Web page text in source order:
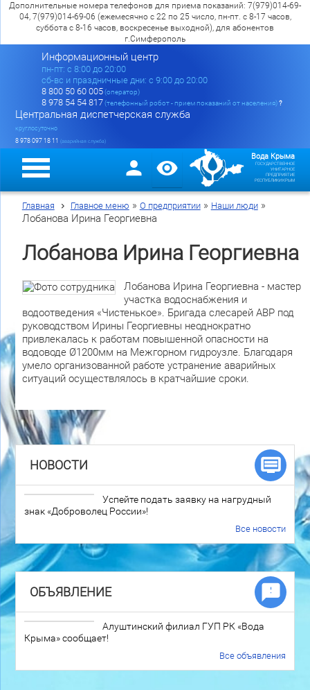
Дополнительные номера телефонов для приема показаний: 7(979)014-69-
04, 7(979)014-69-06 (ежемесячно с 22 по 25 число, пн-пт. с 8-17 часов,
суббота с 8-16 часов, воскресенье выходной), для абонентов
г.Симферополь
Информационный центр
пн-пт: c 8:00 до 20:00
сб-вс и праздничные дни: с 9:00 до 20:00
8 800 50 60 005(оператор)
8 978 54 54 817(телефонный робот - прием показаний от населения)?
Центральная диспетчерская служба
круглосуточно
8 978 097 18 11 (аварийная служба)
Вода Крыма
ГОСУДАРСТВЕННОЕ
УНИТАРНОЕ
ПРЕДПРИЯТИЕ
РЕСПУБЛИКИ КРЫМ
Главная Главное меню » О предприятии» Наши люди»
Лобанова Ирина Георгиевна
Лобанова Ирина Георгиевна
Лобанова Ирина Георгиевна - мастер
участка водоснабжения и
водоотведения «Чистенькое». Бригада слесарей АВР под
руководством Ирины Георгиевны неоднократно
привлекалась к работам повышенной опасности на
водоводе Ø1200мм на Межгорном гидроузле. Благодаря
умело организованной работе устранение аварийных
ситуаций осуществлялось в кратчайшие сроки.
НОВОСТИ
Успейте подать заявку на нагрудный
знак «Доброволец России»!
Все новости
ОБЪЯВЛЕНИЕ
Алуштинский филиал ГУП РК «Вода
Крыма» сообщает!
Все объявления